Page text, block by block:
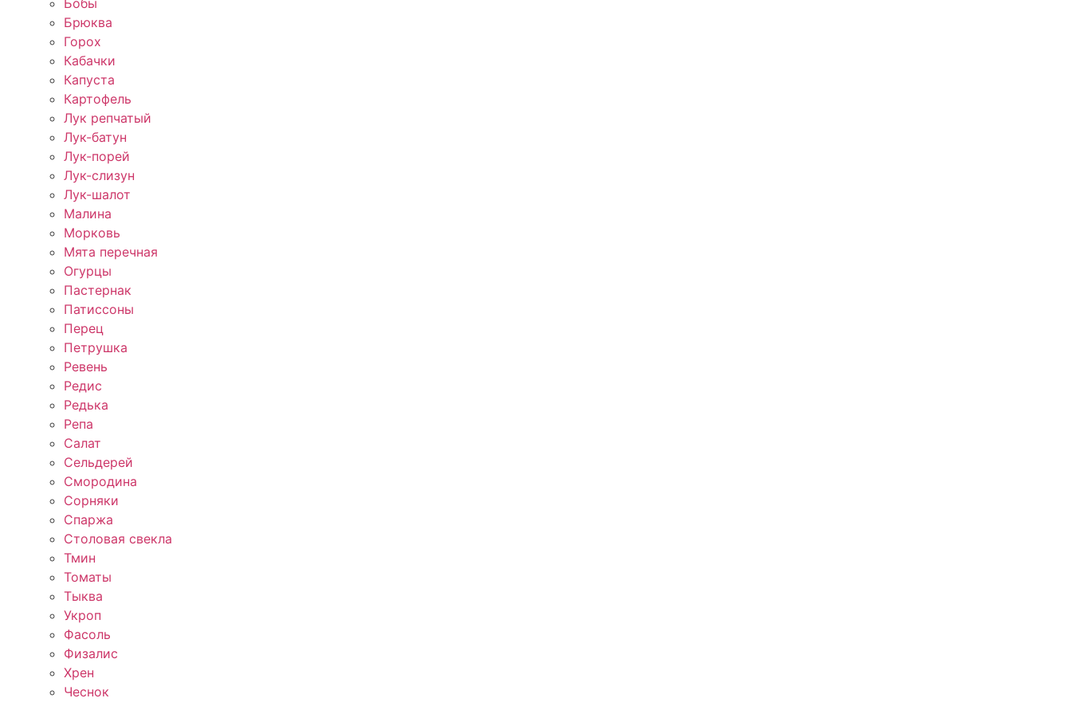
Бобы
Брюква
Горох
Кабачки
Капуста
Картофель
Лук репчатый
Лук-батун
Лук-порей
Лук-слизун
Лук-шалот
Малина
Морковь
Мята перечная
Огурцы
Пастернак
Патиссоны
Перец
Петрушка
Ревень
Редис
Редька
Репа
Салат
Сельдерей
Смородина
Сорняки
Спаржа
Столовая свекла
Тмин
Томаты
Тыква
Укроп
Фасоль
Физалис
Хрен
Чеснок